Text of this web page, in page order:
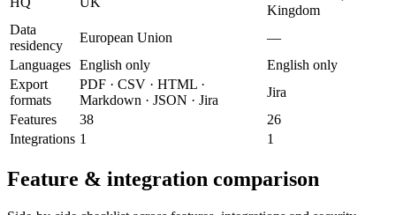
Kingdom
Data
residency
European Union
—
Languages English only
English only
Export
formats
PDF · CSV · HTML ·
Markdown · JSON · Jira
Jira
Features
38
26
Integrations 1 1
Feature & integration comparison